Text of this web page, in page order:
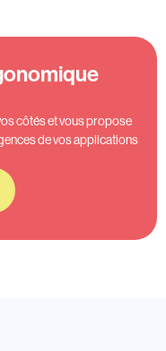
côtés et vous propose
de vos applications